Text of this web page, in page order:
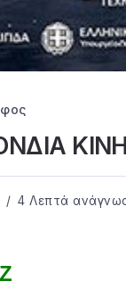
4 Λεπτά